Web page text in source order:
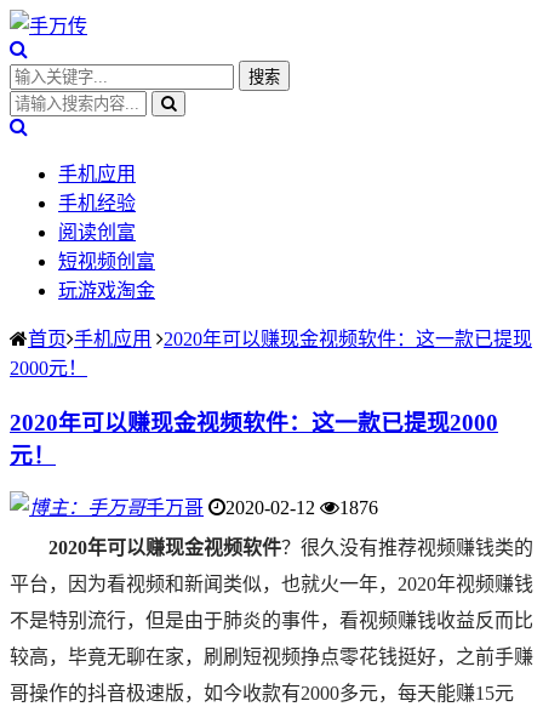
手机应用
手机经验
阅读创富
短视频创富
玩游戏淘金
首页 手机应用
2020年可以赚现金视频软件：这一款已提现
2000元！
2020年可以赚现金视频软件：这一款已提现2000
元！
手万哥 2020-02-12
1876
2020年可以赚现金视频软件？很久没有推荐视频赚钱类的
平台，因为看视频和新闻类似，也就火一年，2020年视频赚钱
不是特别流行，但是由于肺炎的事件，看视频赚钱收益反而比
较高，毕竟无聊在家，刷刷短视频挣点零花钱挺好，之前手赚
哥操作的抖音极速版，如今收款有2000多元，每天能赚15元